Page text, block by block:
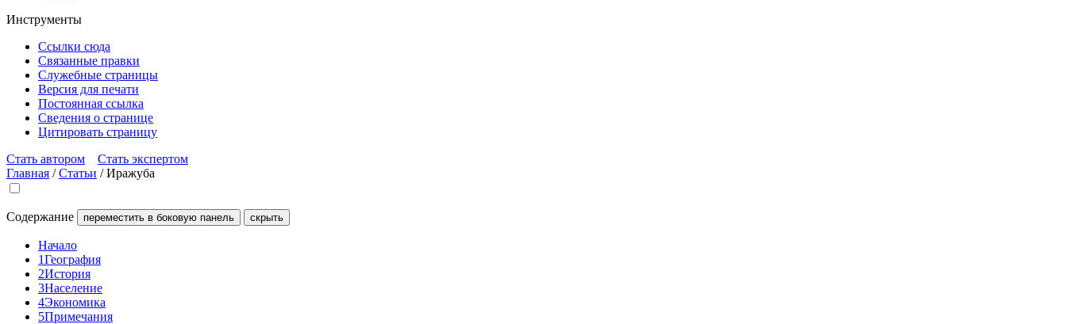
Инструменты
Ссылки сюда
Связанные правки
Служебные страницы
Версия для печати
Постоянная ссылка
Сведения о странице
Цитировать страницу
Стать автором
Стать экспертом
Главная /Статьи /Иражуба
Содержание переместить в боковую панель скрыть
Начало
1География
2История
3Население
4Экономика
5Примечания